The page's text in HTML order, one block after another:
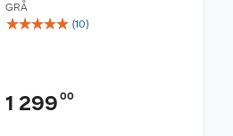
GRÅ
☆☆☆☆☆ (10)
1 299 00